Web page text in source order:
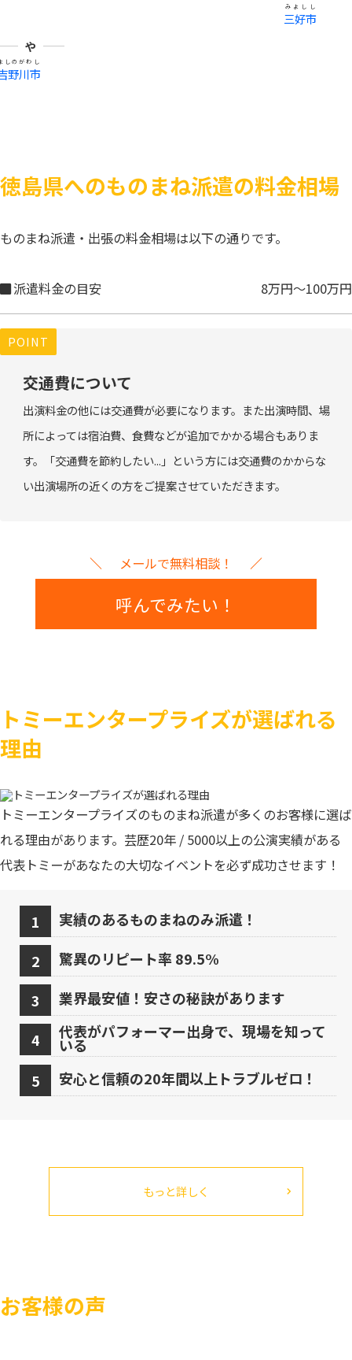
三好市
みよしし
や
野川市
しのがわし
徳島県へのものまね派遣の料金相場
ものまね派遣・出張の料金相場は以下の通りです。
派遣料金の目安 8万円～100万円
POINT
交通費について
出演料金の他には交通費が必要になります。また出演時間、場
所によっては宿泊費、食費などが追加でかかる場合もありま
す。「交通費を節約したい...」という方には交通費のかからな
い出演場所の近くの方をご提案させていただきます。
メールで無料相談！
呼んでみたい！
トミーエンタープライズが選ばれる
理由
トミーエンタープライズのものまね派遣が多くのお客様に選ば
れる理由があります。芸歴20年 / 5000以上の公演実績がある
代表トミーがあなたの大切なイベントを必ず成功させます！
実績のあるものまねのみ派遣！
驚異のリピート率 89.5%
業界最安値！安さの秘訣があります
代表がパフォーマー出身で、現場を知って
いる
安心と信頼の20年間以上トラブルゼロ！
もっと詳しく
お客様の声